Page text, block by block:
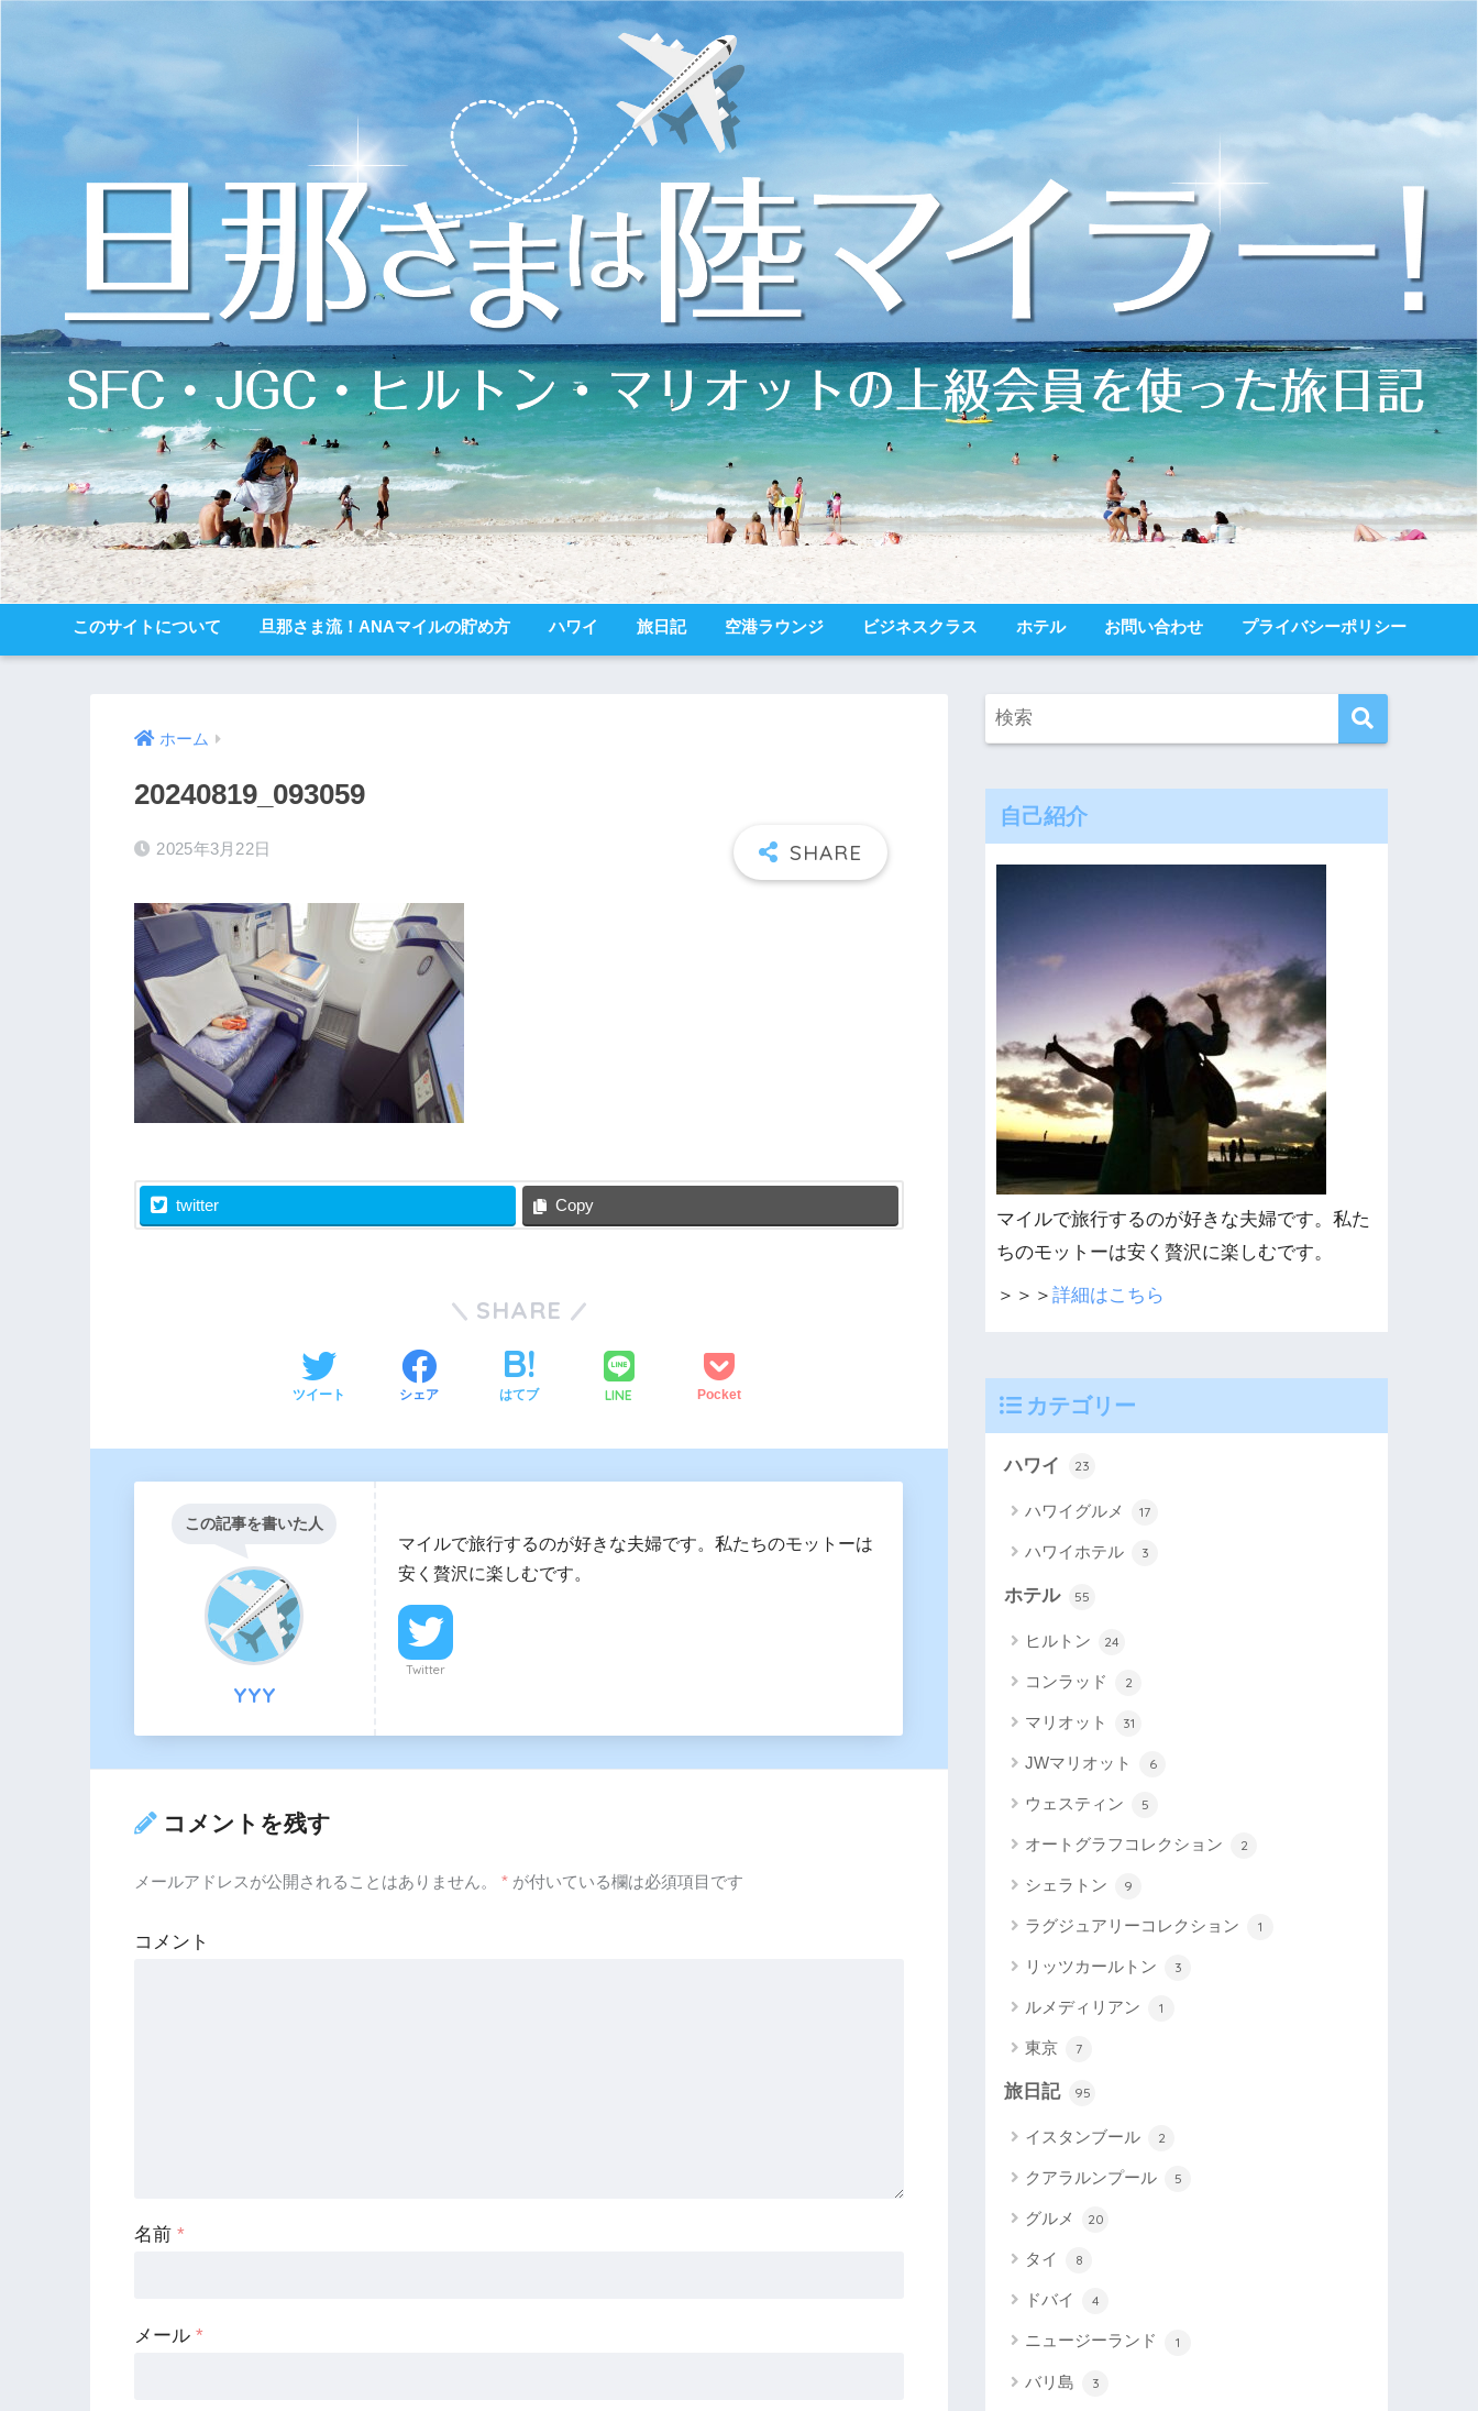
このサイトについて 旦那さま流！ANAマイルの貯め方 ハワイ 旅日記 空港ラウンジ ビジネスクラス ホテル お問い合わせ プライバシーポリシー
ホーム
20240819_093059
2025年3月22日
twitter Copy
SHARE
ツイート シェア はてブ LINE Pocket
この記事を書いた人
YYY
マイルで旅行するのが好きな夫婦です。私たちのモットーは
安く贅沢に楽しむです。
Twitter
コメントを残す
メールアドレスが公開されることはありません。 * が付いている欄は必須項目です
コメント
名前 *
メール *
自己紹介
マイルで旅行するのが好きな夫婦です。私た
ちのモットーは安く贅沢に楽しむです。
＞＞＞詳細はこちら
カテゴリー
ハワイ 23
ハワイグルメ 17
ハワイホテル 3
ホテル 55
ヒルトン 24
コンラッド 2
マリオット 31
JWマリオット 6
ウェスティン 5
オートグラフコレクション 2
シェラトン 9
ラグジュアリーコレクション 1
リッツカールトン 3
ルメディリアン 1
東京 7
旅日記 95
イスタンブール 2
クアラルンプール 5
グルメ 20
タイ 8
ドバイ 4
ニュージーランド 1
バリ島 3